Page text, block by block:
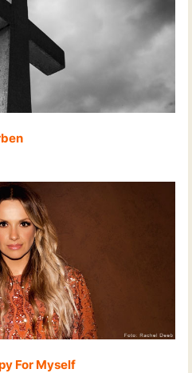
For Myself